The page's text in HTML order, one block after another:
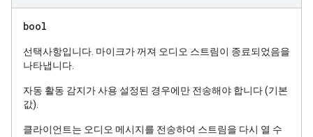
bool
선택사항입니다. 마이크가 꺼져 오디오 스트림이 종료되었음을
나타냅니다.
자동 활동 감지가 사용 설정된 경우에만 전송해야 합니다 (기본
값).
클라이언트는 오디오 메시지를 전송하여 스트림을 다시 열 수